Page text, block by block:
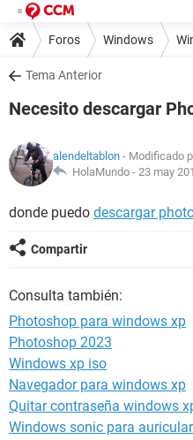
Foros Windows
Tema Anterior
Necesito descargar
alendeltablon - Modificado
HolaMundo - 23 may
donde puedo descargar
Compartir
Consulta también:
Photoshop para windows xp
Photoshop 2023
Windows xp iso
Navegador para windows xp
Quitar contraseña windows
Windows sonic para